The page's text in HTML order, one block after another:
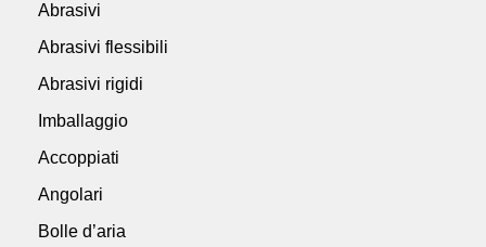
Abrasivi
Abrasivi flessibili
Abrasivi rigidi
Imballaggio
Accoppiati
Angolari
Bolle d’aria